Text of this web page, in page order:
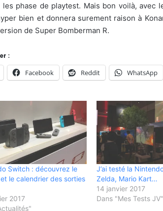
les phase de playtest. Mais bon voilà,
bien et donnera surement raison à
de Super Bomberman R.
:
Facebook Reddit WhatsApp
Switch : découvrez le
le calendrier des sorties
2017
J’ai testé la
Zelda, Mario Kart…
14 janvier 2017
Dans "Mes Tests JV"